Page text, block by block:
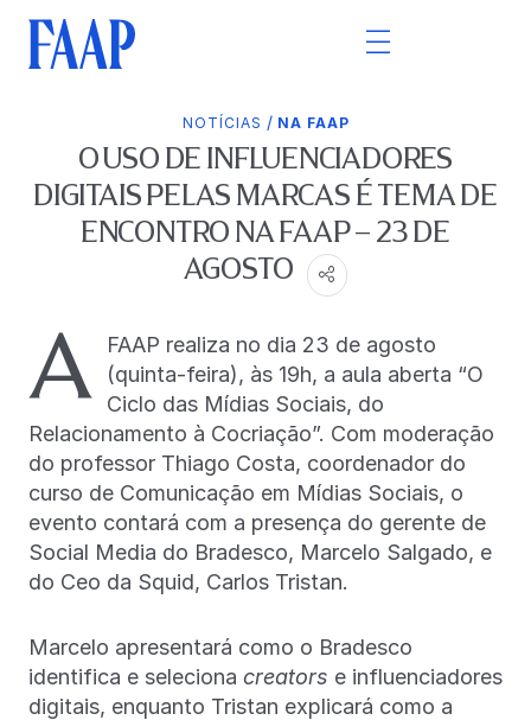
NOTÍCIAS / NA FAAP
O USO DE INFLUENCIADORES
DIGITAIS PELAS MARCAS É TEMA DE
ENCONTRO NA FAAP – 23 DE
AGOSTO
A
FAAP realiza no dia 23 de agosto
(quinta-feira), às 19h, a aula aberta “O
Ciclo das Mídias Sociais, do
Relacionamento à Cocriação”. Com moderação
do professor Thiago Costa, coordenador do
curso de Comunicação em Mídias Sociais, o
evento contará com a presença do gerente de
Social Media do Bradesco, Marcelo Salgado, e
do Ceo da Squid, Carlos Tristan.
Marcelo apresentará como o Bradesco
identifica e seleciona creators e influenciadores
digitais, enquanto Tristan explicará como a